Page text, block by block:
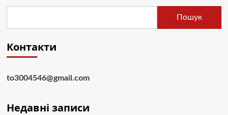
Пошук
Контакти
to3004546@gmail.com
Недавні записи